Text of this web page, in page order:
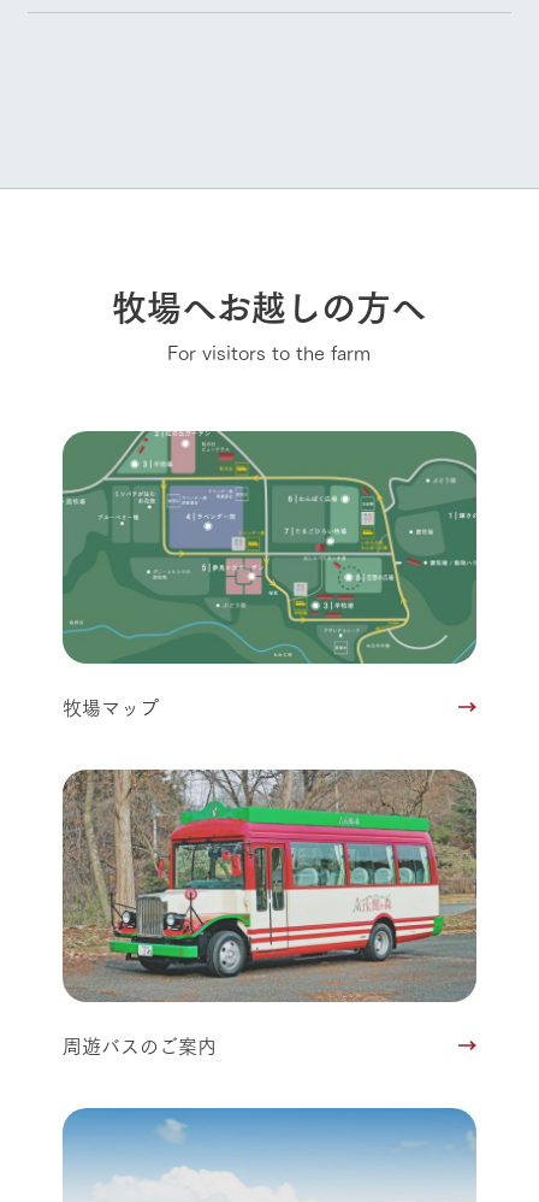
牧場へお越しの方へ
For visitors to the farm
牧場マップ
周遊バスのご案内